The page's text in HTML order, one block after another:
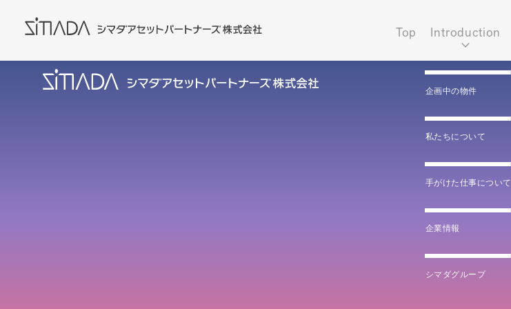
Top Introduction
企画中の物件
私たちについて
手がけた仕事について
企業情報
シマダグループ